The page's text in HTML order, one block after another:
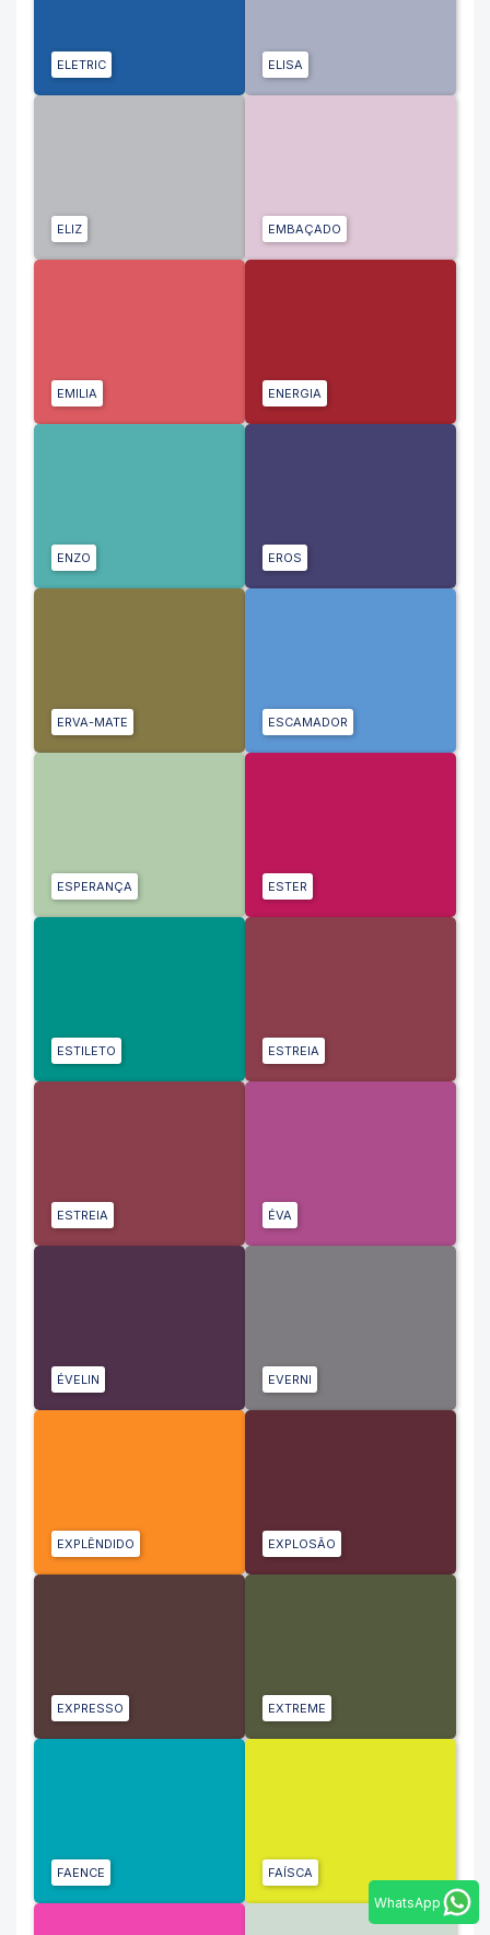
ELETRIC ELISA
ELIZ EMBAÇADO
EMILIA ENERGIA
ENZO EROS
ERVA-MATE ESCAMADOR
ESPERANÇA ESTER
ESTILETO ESTREIA
ESTREIA ÉVA
ÉVELIN EVERNI
EXPLÊNDIDO EXPLOSÃO
EXPRESSO EXTREME
FAENCE FAÍSCA
WhatsApp